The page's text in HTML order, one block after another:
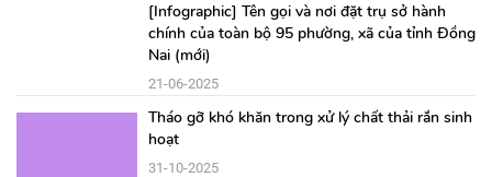
[Infographic] Tên gọi và nơi đặt trụ sở hành
chính của toàn bộ 95 phường, xã của tỉnh Đồng
Nai (mới)
21-06-2025
Tháo gỡ khó khăn trong xử lý chất thải rắn sinh
hoạt
31-10-2025